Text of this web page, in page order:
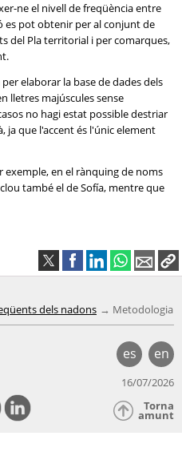
ne el nivell de freqüència entre
es pot obtenir per al conjunt de
del Pla territorial i per comarques,
elaborar la base de dades dels
lletres majúscules sense
no hagi estat possible destriar
ja que l'accent és l'únic element
exemple, en el rànquing de noms
també el de Sofía, mentre que
dels nadons Metodologia
es en
16/07/2026
Torna
amunt